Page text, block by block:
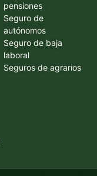
pensiones
Seguro de
autónomos
Seguro de baja
laboral
Seguros de agrarios